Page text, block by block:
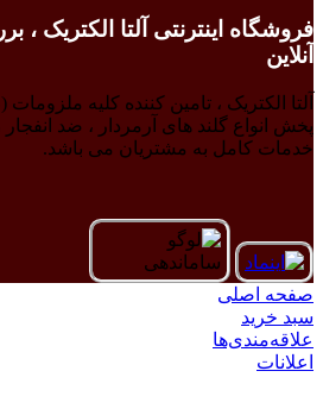
فروشگاه اینترنتی آلتا الکتریک ،
آنلاین
آلتا الکتریک ، تامین کننده کلیه
پخش انواع گلند های آرمردار ، ضد
خدمات کامل به مشتریان می باشد.
صفحه اصلی
سبد خرید
علاقه‌مندی‌ها
اعلانات